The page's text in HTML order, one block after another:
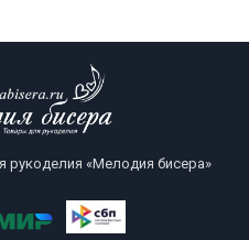
рукоделия «Мелодия бисера»